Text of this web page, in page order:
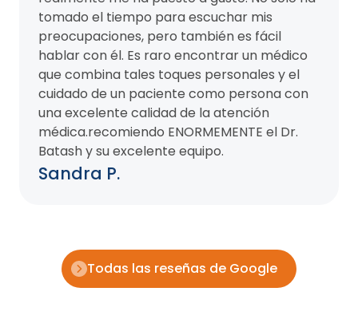
tomado el tiempo para escuchar mis
preocupaciones, pero también es fácil
hablar con él. Es raro encontrar un médico
que combina tales toques personales y el
cuidado de un paciente como persona con
una excelente calidad de la atención
médica.recomiendo ENORMEMENTE el Dr.
Batash y su excelente equipo.
Sandra P.
Todas las reseñas de Google